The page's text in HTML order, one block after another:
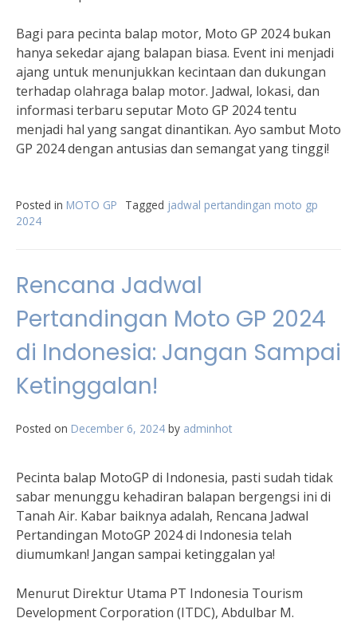
Bagi para pecinta balap motor, Moto GP 2024 bukan
hanya sekedar ajang balapan biasa. Event ini menjadi
ajang untuk menunjukkan kecintaan dan dukungan
terhadap olahraga balap motor. Jadwal, lokasi, dan
informasi terbaru seputar Moto GP 2024 tentu
menjadi hal yang sangat dinantikan. Ayo sambut Moto
GP 2024 dengan antusias dan semangat yang tinggi!
Posted in MOTO GP Tagged jadwal pertandingan moto gp
2024
Rencana Jadwal
Pertandingan Moto GP 2024
di Indonesia: Jangan Sampai
Ketinggalan!
Posted on December 6, 2024 by adminhot
Pecinta balap MotoGP di Indonesia, pasti sudah tidak
sabar menunggu kehadiran balapan bergengsi ini di
Tanah Air. Kabar baiknya adalah, Rencana Jadwal
Pertandingan MotoGP 2024 di Indonesia telah
diumumkan! Jangan sampai ketinggalan ya!
Menurut Direktur Utama PT Indonesia Tourism
Development Corporation (ITDC), Abdulbar M.